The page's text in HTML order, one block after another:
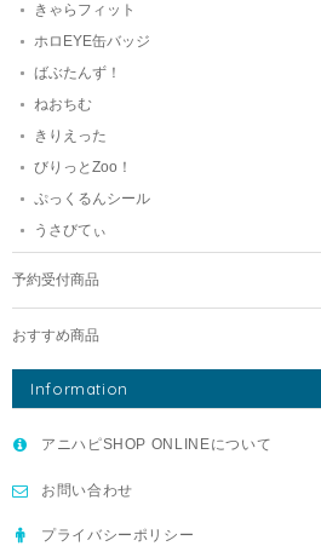
きゃらフィット
ホロEYE缶バッジ
ばぶたんず！
ねおちむ
きりえった
びりっとZoo！
ぷっくるんシール
うさびてぃ
予約受付商品
おすすめ商品
Information
アニハピSHOP ONLINEについて
お問い合わせ
プライバシーポリシー